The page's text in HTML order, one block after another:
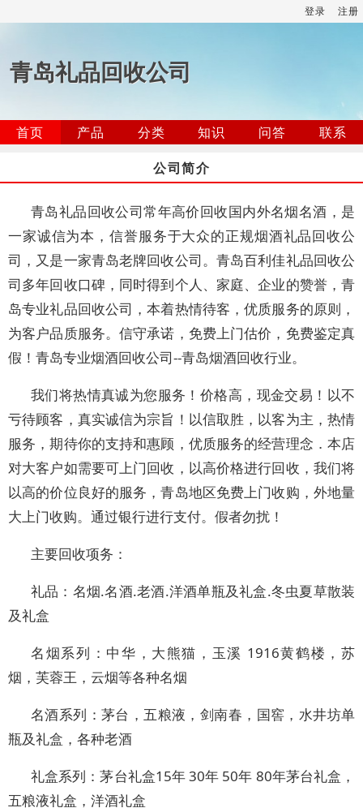
登录 注册
青岛礼品回收公司
首页 产品 分类 知识 问答
联系
公司简介
青岛礼品回收公司常年高价回收国内外名烟名酒，是
一家诚信为本，信誉服务于大众的正规烟酒礼品回收公
司，又是一家青岛老牌回收公司。青岛百利佳礼品回收公
司多年回收口碑，同时得到个人、家庭、企业的赞誉，青
岛专业礼品回收公司，本着热情待客，优质服务的原则，
为客户品质服务。信守承诺，免费上门估价，免费鉴定真
假！青岛专业烟酒回收公司--青岛烟酒回收行业。
我们将热情真诚为您服务！价格高，现金交易！以不
亏待顾客，真实诚信为宗旨！以信取胜，以客为主，热情
服务，期待你的支持和惠顾，优质服务的经营理念．本店
对大客户如需要可上门回收，以高价格进行回收，我们将
以高的价位良好的服务，青岛地区免费上门收购，外地量
大上门收购。通过银行进行支付。假者勿扰！
主要回收项务：
礼品：名烟.名酒.老酒.洋酒单瓶及礼盒.冬虫夏草散装
及礼盒
名烟系列：中华，大熊猫，玉溪 1916黄鹤楼，苏
烟，芙蓉王，云烟等各种名烟
名酒系列：茅台，五粮液，剑南春，国窖，水井坊单
瓶及礼盒，各种老酒
礼盒系列：茅台礼盒15年 30年 50年 80年茅台礼盒，
五粮液礼盒，洋酒礼盒